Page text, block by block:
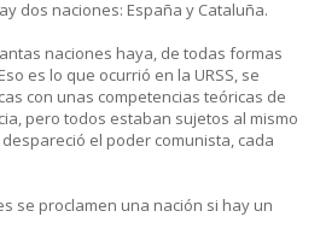
dos naciones: España y Cataluña.
naciones haya, de todas formas
es lo que ocurrió en la URSS, se
con unas competencias teóricas de
pero todos estaban sujetos al mismo
el poder comunista, cada
se proclamen una nación si hay un